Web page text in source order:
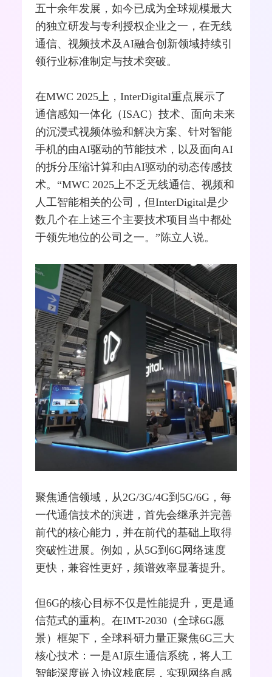
五十余年发展，如今已成为全球规模最大
的独立研发与专利授权企业之一，在无线
通信、视频技术及AI融合创新领域持续引
领行业标准制定与技术突破。
在MWC 2025上，InterDigital重点展示了
通信感知一体化（ISAC）技术、面向未来
的沉浸式视频体验和解决方案、针对智能
手机的由AI驱动的节能技术，以及面向AI
的拆分压缩计算和由AI驱动的动态传感技
术。“MWC 2025上不乏无线通信、视频和
人工智能相关的公司，但InterDigital是少
数几个在上述三个主要技术项目当中都处
于领先地位的公司之一。”陈立人说。
聚焦通信领域，从2G/3G/4G到 5G/6G ，每
一代通信技术的演进，首先会继承并完善
前代的核心能力，并在前代的基础上取得
突破性进展。例如，从5G到6G网络速度
更快，兼容性更好，频谱效率显著提升。
但6G的核心目标不仅是性能提升，更是通
信范式的重构。在IMT-2030（全球6G愿
景）框架下，全球科研力量正聚焦6G三大
核心技术：一是AI原生通信系统，将人工
智能深度嵌入协议栈底层，实现网络自感